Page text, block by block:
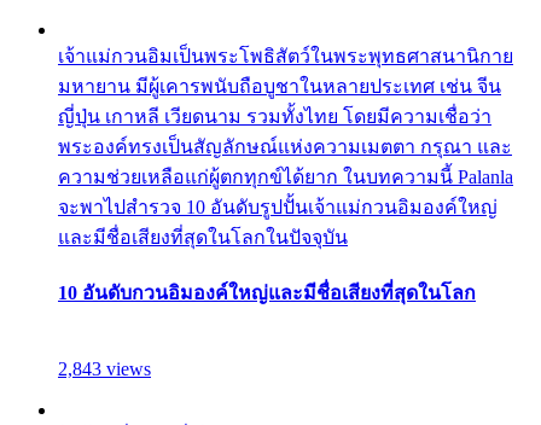
เจ้าแม่กวนอิมเป็นพระโพธิสัตว์ในพระพุทธศาสนานิกาย
มหายาน มีผู้เคารพนับถือบูชาในหลายประเทศ เช่น จีน
ญี่ปุ่น เกาหลี เวียดนาม รวมทั้งไทย โดยมีความเชื่อว่า
พระองค์ทรงเป็นสัญลักษณ์แห่งความเมตตา กรุณา และ
ความช่วยเหลือแก่ผู้ตกทุกข์ได้ยาก ในบทความนี้ Palanla
จะพาไปสำรวจ 10 อันดับรูปปั้นเจ้าแม่กวนอิมองค์ใหญ่
และมีชื่อเสียงที่สุดในโลกในปัจจุบัน
10 อันดับกวนอิมองค์ใหญ่และมีชื่อเสียงที่สุดในโลก
2,843 views